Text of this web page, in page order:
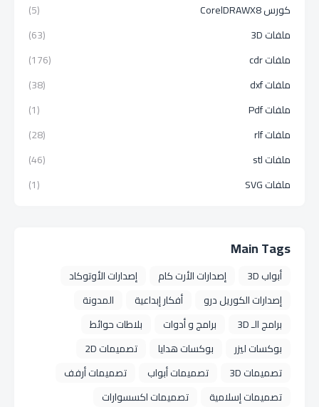
كورس CorelDRAWX8
(5)
ملفات 3D
(63)
ملفات cdr
(176)
ملفات dxf
(38)
ملفات Pdf
(1)
ملفات rlf
(28)
ملفات stl
(46)
ملفات SVG
(1)
Main Tags
أبواب 3D إصدارات الأرت كام
إصدارات الأوتوكاد
إصدارات الكوريل درو
أفكار إبداعية
المدونة
برامج الـ 3D
برامج و أدوات
بلاطات حوائط
بوكسات ليزر
بوكسات هدايا
تصميمات 2D
تصميمات 3D
تصميمات أبواب
تصميمات أرفف
تصميمات إسلامية
تصميمات اكسسوارات